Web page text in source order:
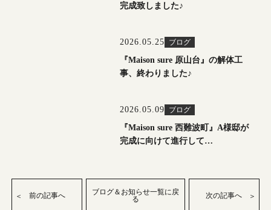
完成致しました♪
2026.05.25 ブログ
『Maison sure 原山台』の解体工
事、終わりました♪
2026.05.09 ブログ
『Maison sure 西難波町』A様邸が
完成に向けて進行して…
前の記事へ
ブログ＆お知らせ一覧に戻
る
次の記事へ